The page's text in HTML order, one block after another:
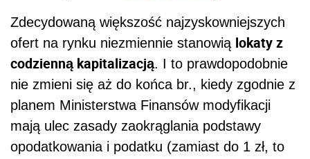
Zdecydowaną większość najzyskowniejszych
ofert na rynku niezmiennie stanowią lokaty z
codzienną kapitalizacją. I to prawdopodobnie
nie zmieni się aż do końca br., kiedy zgodnie z
planem Ministerstwa Finansów modyfikacji
mają ulec zasady zaokrąglania podstawy
opodatkowania i podatku (zamiast do 1 zł, to